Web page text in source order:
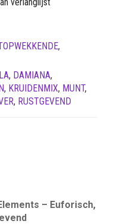
,
, DAMIANA,
, KRUIDENMIX, MUNT,
, RUSTGEVEND
– Euforisch,